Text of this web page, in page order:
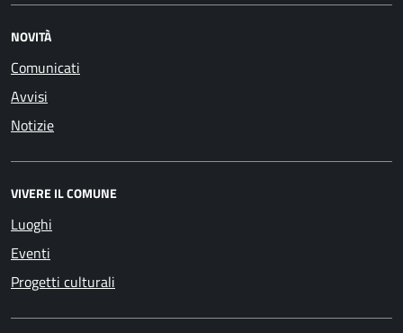
NOVITÀ
Comunicati
Avvisi
Notizie
VIVERE IL COMUNE
Luoghi
Eventi
Progetti culturali